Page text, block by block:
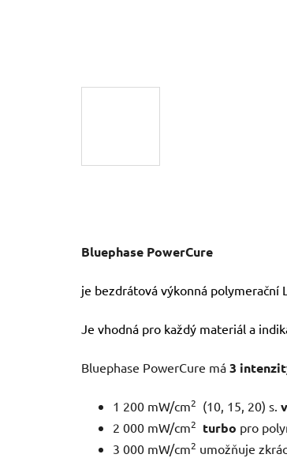
Bluephase PowerCure
je bezdrátová výkonná polymerační
Je vhodná pro každý materiál a
Bluephase PowerCure má 3
1 200 mW/cm2 (10, 15, 20) s.
2 000 mW/cm2 turbo pro
3 000 mW/cm2 umožňuje